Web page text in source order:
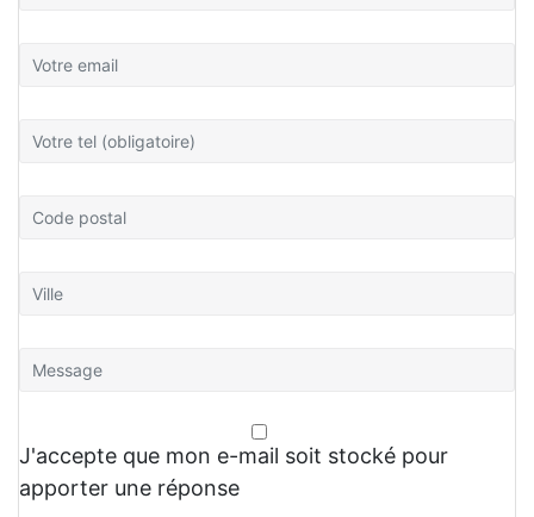
J'accepte que mon e-mail soit stocké pour
apporter une réponse